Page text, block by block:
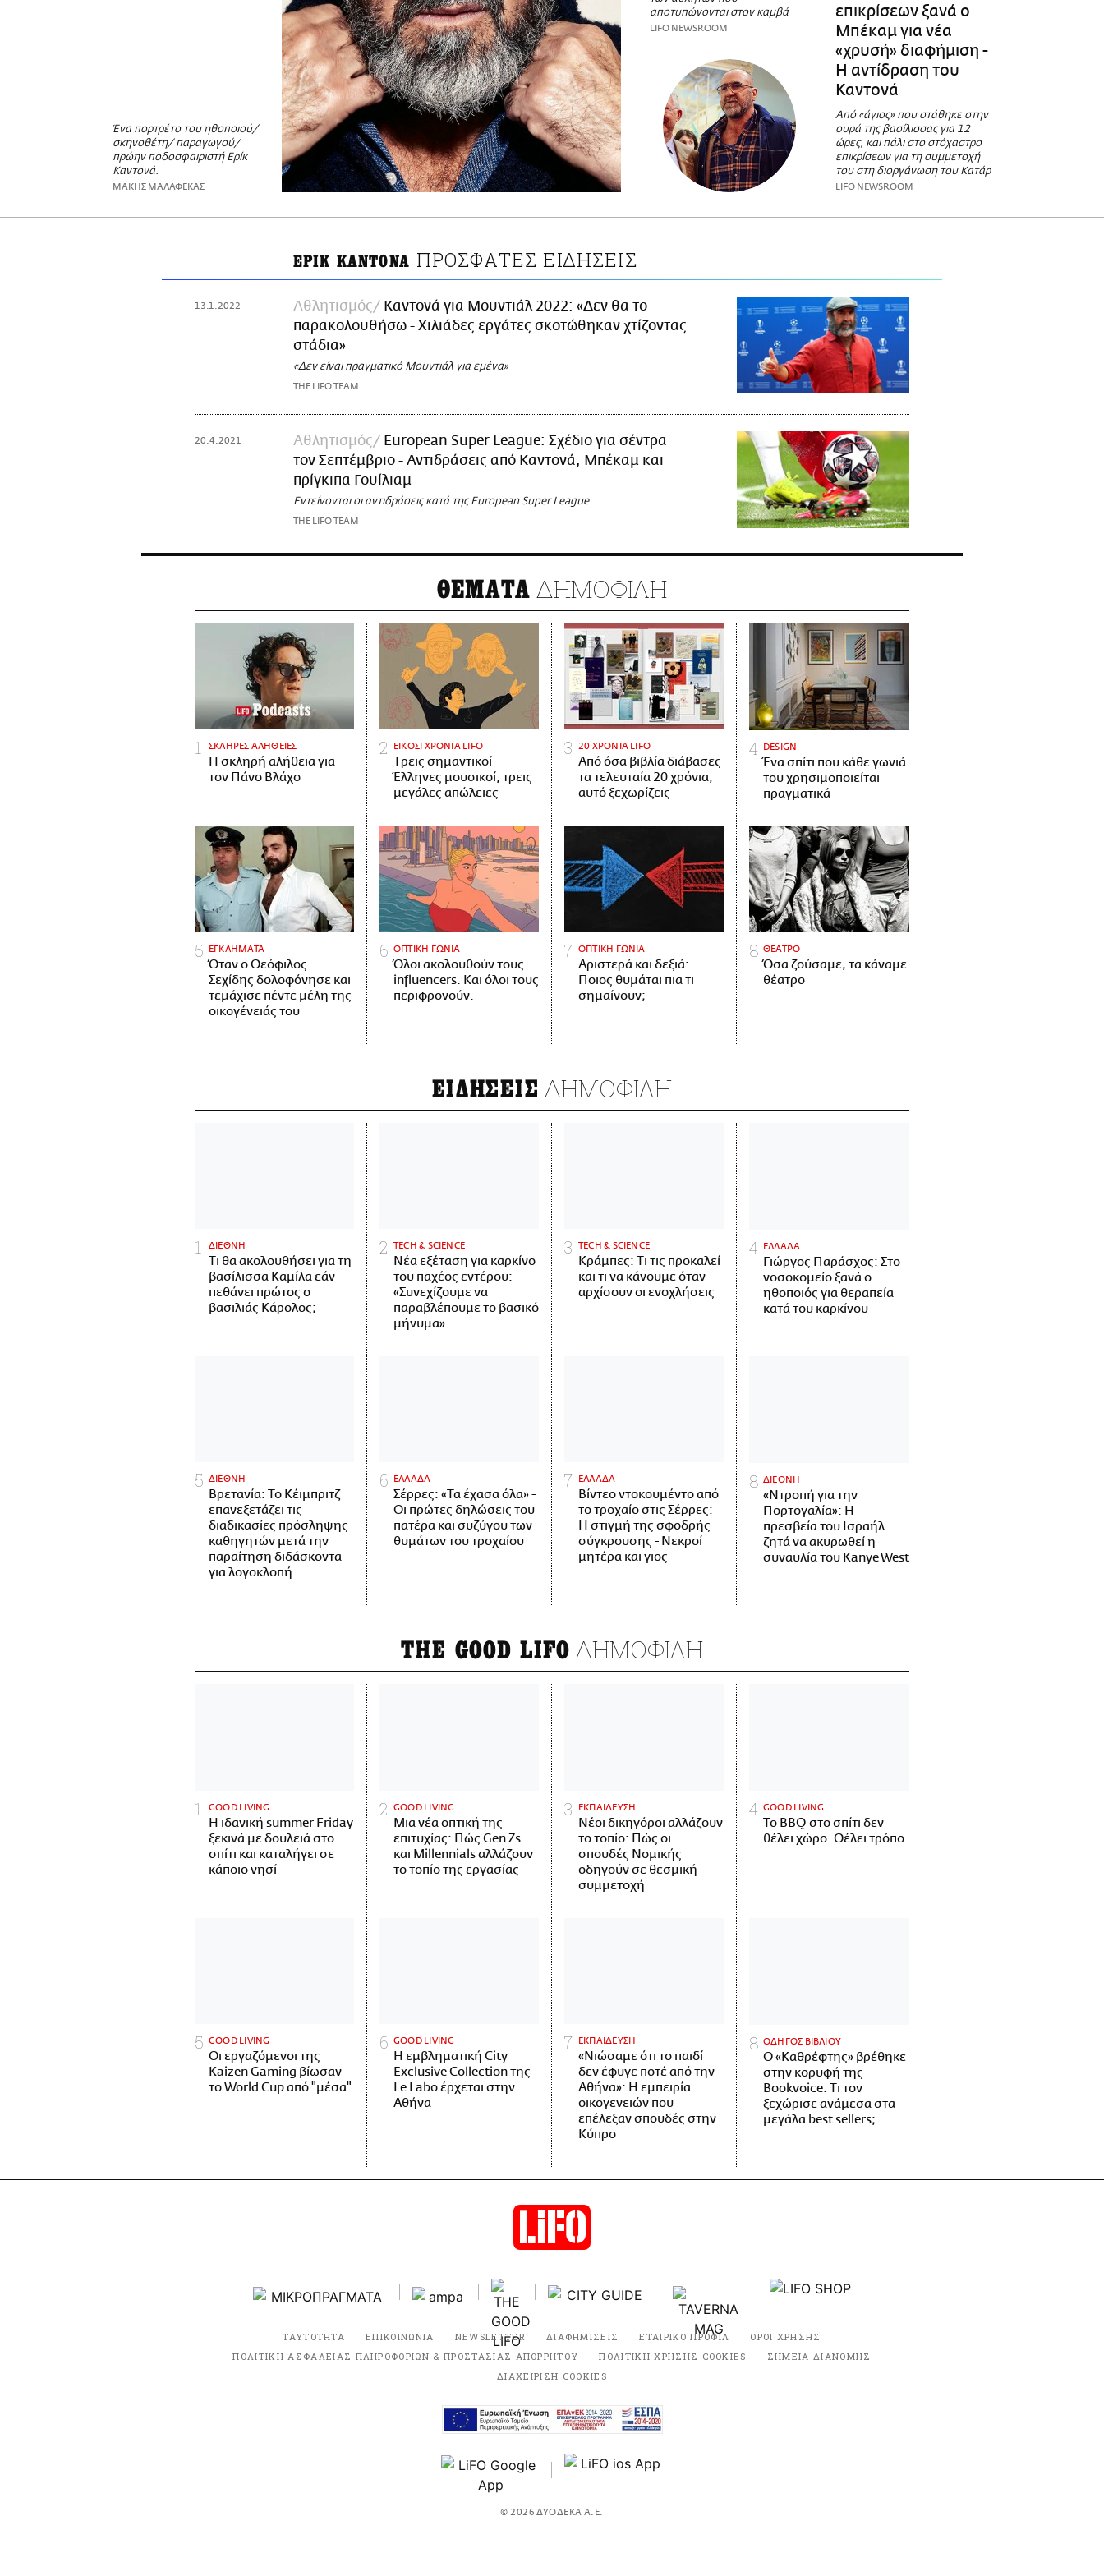
Ένα πορτρέτο του ηθοποιού/
σκηνοθέτη/ παραγωγού/
πρώην ποδοσφαιριστή Ερίκ
Καντονά.
ΜΑΚΗΣ ΜΑΛΑΦΕΚΑΣ
αποτυπώνονται στον καμβά
LIFO NEWSROOM
επικρίσεων ξανά ο
Μπέκαμ για νέα
«χρυσή» διαφήμιση -
Η αντίδραση του
Καντονά
Από «άγιος» που στάθηκε στην
ουρά της βασίλισσας για 12
ώρες, και πάλι στο στόχαστρο
επικρίσεων για τη συμμετοχή
του στη διοργάνωση του Κατάρ
LIFO NEWSROOM
ΕΡΙΚ ΚΑΝΤΟΝΑ ΠΡΟΣΦΑΤΕΣ ΕΙΔΗΣΕΙΣ
13.1.2022 Αθλητισμός
Καντονά για Μουντιάλ 2022: «Δεν θα το
παρακολουθήσω - Χιλιάδες εργάτες σκοτώθηκαν χτίζοντας
στάδια»
«Δεν είναι πραγματικό Μουντιάλ για εμένα»
THE LIFO TEAM
20.4.2021 Αθλητισμός
European Super League: Σχέδιο για σέντρα
τον Σεπτέμβριο - Αντιδράσεις από Καντονά, Μπέκαμ και
πρίγκιπα Γουίλιαμ
Εντείνονται οι αντιδράσεις κατά της European Super League
THE LIFO TEAM
ΘΕΜΑΤΑ ΔΗΜΟΦΙΛΗ
ΣΚΛΗΡΕΣ ΑΛΗΘΕΙΕΣ
H σκληρή αλήθεια για
τον Πάνο Βλάχο
ΕΙΚΟΣΙ ΧΡΟΝΙΑ LIFO
Tρεις σημαντικοί
Έλληνες μουσικοί, τρεις
μεγάλες απώλειες
20 ΧΡΟΝΙΑ LIFO
Από όσα βιβλία διάβασες
τα τελευταία 20 χρόνια,
αυτό ξεχωρίζεις
DESIGN
Ένα σπίτι που κάθε γωνιά
του χρησιμοποιείται
πραγματικά
ΕΓΚΛΗΜΑΤΑ
Όταν ο Θεόφιλος
Σεχίδης δολοφόνησε και
τεμάχισε πέντε μέλη της
οικογένειάς του
ΟΠΤΙΚΗ ΓΩΝΙΑ
Όλοι ακολουθούν τους
influencers. Και όλοι τους
περιφρονούν.
ΟΠΤΙΚΗ ΓΩΝΙΑ
Αριστερά και δεξιά:
Ποιος θυμάται πια τι
σημαίνουν;
ΘΕΑΤΡΟ
Όσα ζούσαμε, τα κάναμε
θέατρο
ΕΙΔΗΣΕΙΣ ΔΗΜΟΦΙΛΗ
ΔΙΕΘΝΗ
Τι θα ακολουθήσει για τη
βασίλισσα Καμίλα εάν
πεθάνει πρώτος ο
βασιλιάς Κάρολος;
ΤECH & SCIENCE
Νέα εξέταση για καρκίνο
του παχέος εντέρου:
«Συνεχίζουμε να
παραβλέπουμε το βασικό
μήνυμα»
ΤECH & SCIENCE
Κράμπες: Τι τις προκαλεί
και τι να κάνουμε όταν
αρχίσουν οι ενοχλήσεις
ΕΛΛΑΔΑ
Γιώργος Παράσχος: Στο
νοσοκομείο ξανά ο
ηθοποιός για θεραπεία
κατά του καρκίνου
ΔΙΕΘΝΗ
Βρετανία: Το Κέιμπριτζ
επανεξετάζει τις
διαδικασίες πρόσληψης
καθηγητών μετά την
παραίτηση διδάσκοντα
για λογοκλοπή
ΕΛΛΑΔΑ
Σέρρες: «Τα έχασα όλα» -
Οι πρώτες δηλώσεις του
πατέρα και συζύγου των
θυμάτων του τροχαίου
ΕΛΛΑΔΑ
Βίντεο ντοκουμέντο από
το τροχαίο στις Σέρρες:
Η στιγμή της σφοδρής
σύγκρουσης - Νεκροί
μητέρα και γιος
ΔΙΕΘΝΗ
«Ντροπή για την
Πορτογαλία»: Η
πρεσβεία του Ισραήλ
ζητά να ακυρωθεί η
συναυλία του Kanye West
THE GOOD LIFO ΔΗΜΟΦΙΛΗ
GOOD LIVING
Η ιδανική summer Friday
ξεκινά με δουλειά στο
σπίτι και καταλήγει σε
κάποιο νησί
GOOD LIVING
Μια νέα οπτική της
επιτυχίας: Πώς Gen Zs
και Millennials αλλάζουν
το τοπίο της εργασίας
ΕΚΠΑΙΔΕΥΣΗ
Νέοι δικηγόροι αλλάζουν
το τοπίο: Πώς οι
σπουδές Νομικής
οδηγούν σε θεσμική
συμμετοχή
GOOD LIVING
Το BBQ στο σπίτι δεν
θέλει χώρο. Θέλει τρόπο.
GOOD LIVING
Οι εργαζόμενοι της
Kaizen Gaming βίωσαν
το World Cup από "μέσα"
GOOD LIVING
Η εμβληματική City
Exclusive Collection της
Le Labo έρχεται στην
Αθήνα
ΕΚΠΑΙΔΕΥΣΗ
«Νιώσαμε ότι το παιδί
δεν έφυγε ποτέ από την
Αθήνα»: Η εμπειρία
οικογενειών που
επέλεξαν σπουδές στην
Κύπρο
ΟΔΗΓΟΣ ΒΙΒΛΙΟΥ
Ο «Καθρέφτης» βρέθηκε
στην κορυφή της
Bookvoice. Τι τον
ξεχώρισε ανάμεσα στα
μεγάλα best sellers;
ΤΑΥΤΟΤΗΤΑ ΕΠΙΚΟΙΝΩΝΙΑ NEWSLETTER ΔΙΑΦΗΜΙΣΕΙΣ ΕΤΑΙΡΙΚΟ ΠΡΟΦΙΛ
ΟΡΟΙ ΧΡΗΣΗΣ
ΠΟΛΙΤΙΚΗ ΑΣΦΑΛΕΙΑΣ ΠΛΗΡΟΦΟΡΙΩΝ & ΠΡΟΣΤΑΣΙΑΣ ΑΠΟΡΡΗΤΟΥ
ΠΟΛΙΤΙΚΗ ΧΡΗΣΗΣ COOKIES
ΣΗΜΕΙΑ ΔΙΑΝΟΜΗΣ
ΔΙΑΧΕΙΡΙΣΗ COOKIES
© 2026 ΔΥΟΔΕΚΑ Α.Ε.